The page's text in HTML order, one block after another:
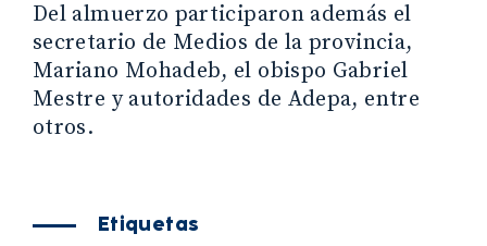
Del almuerzo participaron además el
secretario de Medios de la provincia,
Mariano Mohadeb, el obispo Gabriel
Mestre y autoridades de Adepa, entre
otros.
Etiquetas